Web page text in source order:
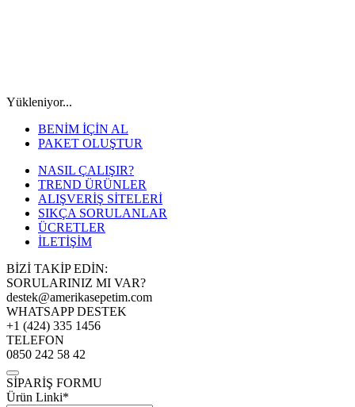
Yükleniyor...
BENİM İÇİN AL
PAKET OLUŞTUR
NASIL ÇALIŞIR?
TREND ÜRÜNLER
ALIŞVERİŞ SİTELERİ
SIKÇA SORULANLAR
ÜCRETLER
İLETİŞİM
BİZİ TAKİP EDİN:
SORULARINIZ MI VAR?
destek@amerikasepetim.com
WHATSAPP DESTEK
+1 (424) 335 1456
TELEFON
0850 242 58 42
SİPARİŞ FORMU
Ürün Linki*